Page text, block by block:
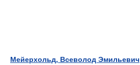
Мейерхольд, Всеволод Эмильевич